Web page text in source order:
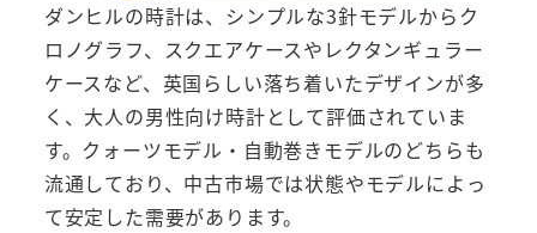
ダンヒルの時計は、シンプルな3針モデルからク
ロノグラフ、スクエアケースやレクタンギュラー
ケースなど、英国らしい落ち着いたデザインが多
く、大人の男性向け時計として評価されていま
す。クォーツモデル・自動巻きモデルのどちらも
流通しており、中古市場では状態やモデルによっ
て安定した需要があります。